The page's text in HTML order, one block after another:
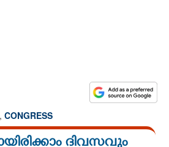
, CONGRESS
ദിവസവും